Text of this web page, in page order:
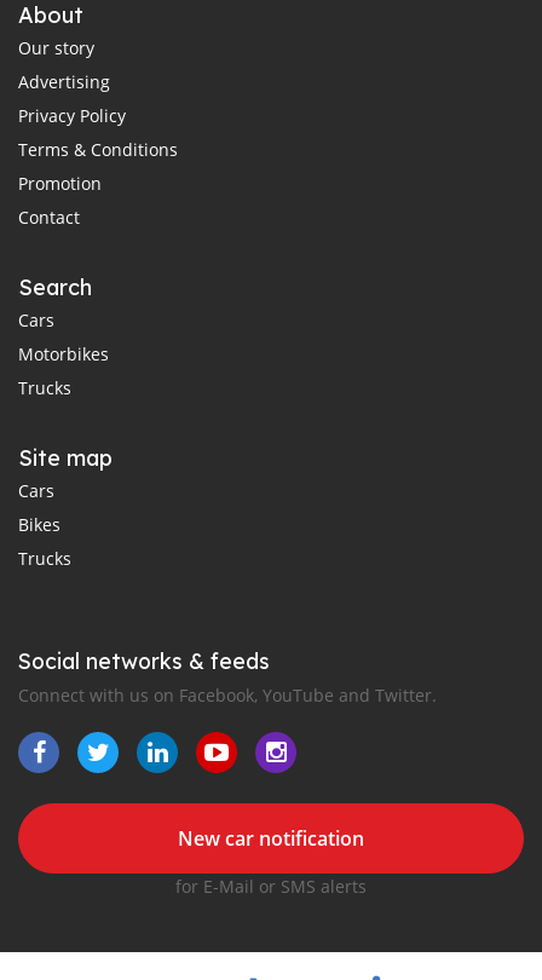
About
Our story
Advertising
Privacy Policy
Terms & Conditions
Promotion
Contact
Search
Cars
Motorbikes
Trucks
Site map
Cars
Bikes
Trucks
Social networks & feeds
Connect with us on Facebook, YouTube and Twitter.
New car notification
for E-Mail or SMS alerts